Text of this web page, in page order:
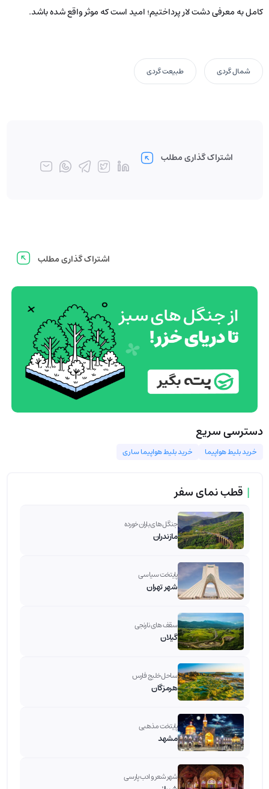
کامل به معرفی دشت لار پرداختیم؛ امید است که موثر واقع شده باشد.
شمال گردی طبیعت گردی
اشتراک گذاری مطلب
اشتراک گذاری مطلب
دسترسی سریع
خرید بلیط هواپیما خرید بلیط هواپیما ساری
| قطب نمای سفر
جنگل های باران خورده
مازندران
پایتخت سیاسی
شهر تهران
سقف های نارنجی
گیلان
ساحل خلیج فارس
هرمزگان
پایتخت مذهبی
مشهد
شهر شعر و ادب پارسی